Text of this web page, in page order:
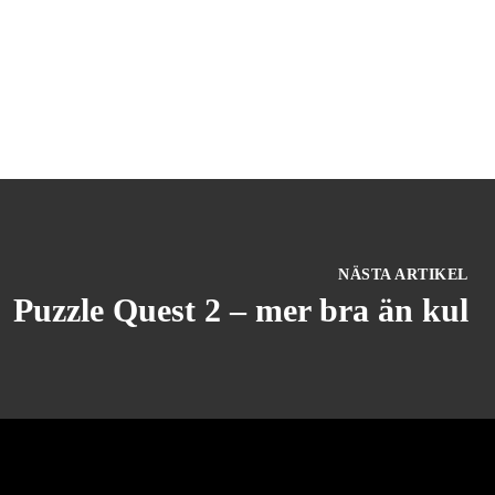
NÄSTA ARTIKEL
Puzzle Quest 2 – mer bra än kul